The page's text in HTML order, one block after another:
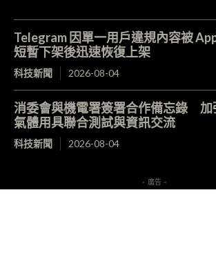
Telegram 因單一用戶違規內容被
短暫下架後迅速恢復上架
科技新聞 2026-08-04
消委會與機電署簽署合作備忘錄 加
氣體用具聯合測試與資訊交流
科技新聞 2026-08-04
- 廣告 -